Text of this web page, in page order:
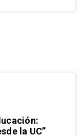
la UC”